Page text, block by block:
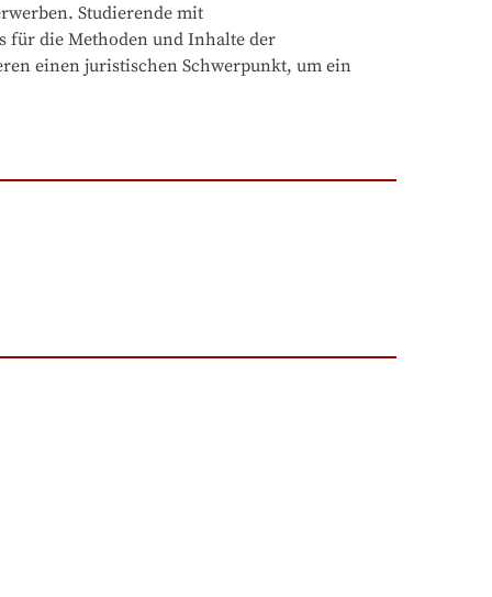
Studierende mit
für die Methoden und Inhalte der
einen juristischen Schwerpunkt, um ein